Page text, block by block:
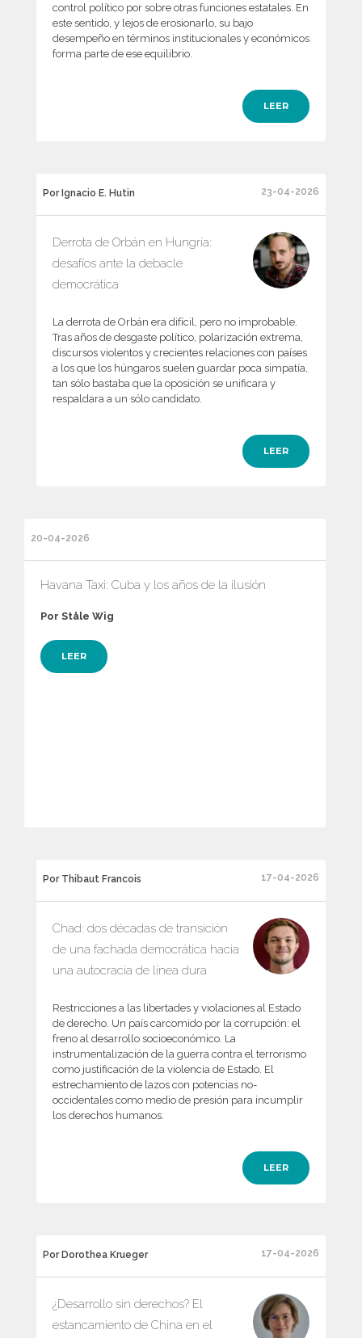
control político por sobre otras funciones estatales. En
este sentido, y lejos de erosionarlo, su bajo
desempeño en términos institucionales y económicos
forma parte de ese equilibrio.
LEER
Por Ignacio E. Hutin 23-04-2026
Derrota de Orbán en Hungría:
desafíos ante la debacle
democrática
La derrota de Orbán era difícil, pero no improbable.
Tras años de desgaste político, polarización extrema,
discursos violentos y crecientes relaciones con países
a los que los húngaros suelen guardar poca simpatía,
tan sólo bastaba que la oposición se unificara y
respaldara a un sólo candidato.
LEER
20-04-2026
Havana Taxi: Cuba y los años de la ilusión
Por Ståle Wig
LEER
Por Thibaut Francois 17-04-2026
Chad: dos décadas de transición
de una fachada democrática hacia
una autocracia de línea dura
Restricciones a las libertades y violaciones al Estado
de derecho. Un país carcomido por la corrupción: el
freno al desarrollo socioeconómico. La
instrumentalización de la guerra contra el terrorismo
como justificación de la violencia de Estado. El
estrechamiento de lazos con potencias no-
occidentales como medio de presión para incumplir
los derechos humanos.
LEER
Por Dorothea Krueger 17-04-2026
¿Desarrollo sin derechos? El
estancamiento de China en el